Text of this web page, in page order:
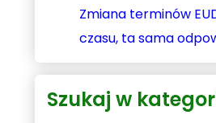
Zmiana terminów
czasu, ta sama
Szukaj w